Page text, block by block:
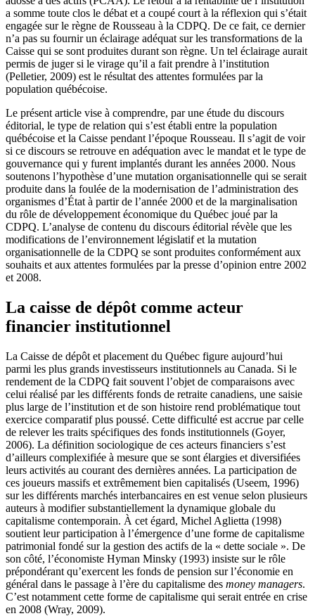
a somme toute clos le débat et a coupé court à la réflexion qui s’était
engagée sur le règne de Rousseau à la CDPQ. De ce fait, ce dernier
n’a pas su fournir un éclairage adéquat sur les transformations de la
Caisse qui se sont produites durant son règne. Un tel éclairage aurait
permis de juger si le virage qu’il a fait prendre à l’institution
(Pelletier, 2009) est le résultat des attentes formulées par la
population québécoise.
Le présent article vise à comprendre, par une étude du discours
éditorial, le type de relation qui s’est établi entre la population
québécoise et la Caisse pendant l’époque Rousseau. Il s’agit de voir
si ce discours se retrouve en adéquation avec le mandat et le type de
gouvernance qui y furent implantés durant les années 2000. Nous
soutenons l’hypothèse d’une mutation organisationnelle qui se serait
produite dans la foulée de la modernisation de l’administration des
organismes d’État à partir de l’année 2000 et de la marginalisation
du rôle de développement économique du Québec joué par la
CDPQ. L’analyse de contenu du discours éditorial révèle que les
modifications de l’environnement législatif et la mutation
organisationnelle de la CDPQ se sont produites conformément aux
souhaits et aux attentes formulées par la presse d’opinion entre 2002
et 2008.
La caisse de dépôt comme acteur
financier institutionnel
La Caisse de dépôt et placement du Québec figure aujourd’hui
parmi les plus grands investisseurs institutionnels au Canada. Si le
rendement de la CDPQ fait souvent l’objet de comparaisons avec
celui réalisé par les différents fonds de retraite canadiens, une saisie
plus large de l’institution et de son histoire rend problématique tout
exercice comparatif plus poussé. Cette difficulté est accrue par celle
de relever les traits spécifiques des fonds institutionnels (Goyer,
2006). La définition sociologique de ces acteurs financiers s’est
d’ailleurs complexifiée à mesure que se sont élargies et diversifiées
leurs activités au courant des dernières années. La participation de
ces joueurs massifs et extrêmement bien capitalisés (Useem, 1996)
sur les différents marchés interbancaires en est venue selon plusieurs
auteurs à modifier substantiellement la dynamique globale du
capitalisme contemporain. À cet égard, Michel Aglietta (1998)
soutient leur participation à l’émergence d’une forme de capitalisme
patrimonial fondé sur la gestion des actifs de la « dette sociale ». De
son côté, l’économiste Hyman Minsky (1993) insiste sur le rôle
prépondérant qu’exercent les fonds de pension sur l’économie en
général dans le passage à l’ère du capitalisme des money managers.
C’est notamment cette forme de capitalisme qui serait entrée en crise
en 2008 (Wray, 2009).